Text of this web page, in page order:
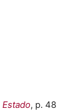
, p. 48